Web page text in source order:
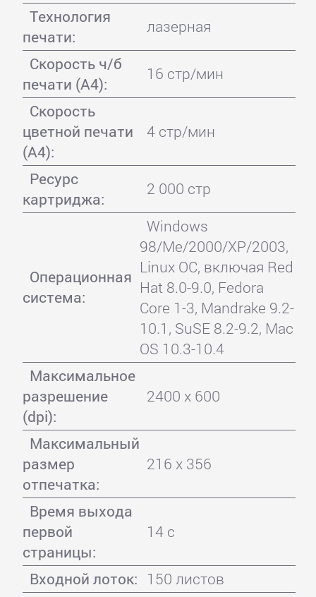
Технология
печати:
лазерная
Скорость ч/б
печати (А4):
16 стр/мин
Скорость
цветной печати
(А4):
4 стр/мин
Ресурс
картриджа:
2 000 стр
Операционная
система:
Windows
98/Me/2000/XP/2003,
Linux ОC, включая Red
Hat 8.0-9.0, Fedora
Core 1-3, Mandrake 9.2-
10.1, SuSE 8.2-9.2, Mac
OS 10.3-10.4
Максимальное
разрешение
(dpi):
2400 x 600
Максимальный
размер
отпечатка:
216 x 356
Время выхода
первой
страницы:
14 с
Входной лоток: 150 листов